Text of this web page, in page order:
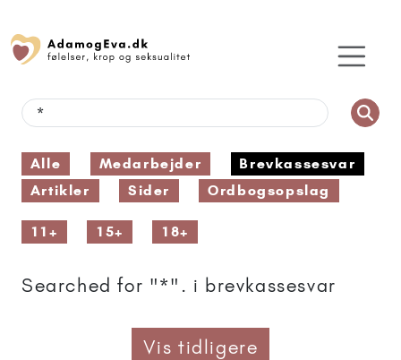
Alle Medarbejder
Brevkassesvar
Artikler
Sider Ordbogsopslag
11+ 15+ 18+
Searched for "*". i brevkassesvar
Vis tidligere